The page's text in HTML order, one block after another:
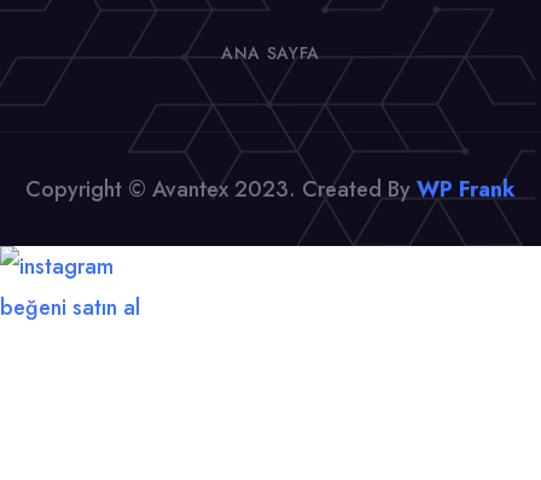
ANA SAYFA
Copyright © Avantex 2023. Created ByWP Frank